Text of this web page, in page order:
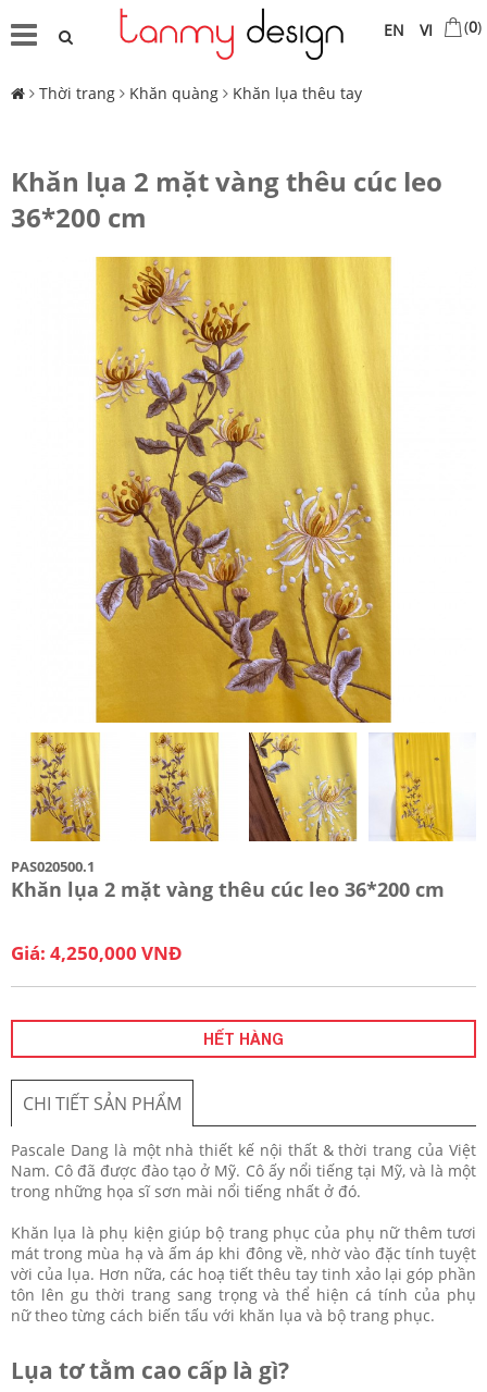
VI
EN (0)
Thời trang Khăn quàng Khăn lụa thêu tay
Khăn lụa 2 mặt vàng thêu cúc leo
36*200 cm
PAS020500.1
Khăn lụa 2 mặt vàng thêu cúc leo 36*200 cm
Giá: 4,250,000 VNĐ
HẾT HÀNG
CHI TIẾT SẢN PHẨM
Pascale Dang là một nhà thiết kế nội thất & thời trang của Việt
Nam. Cô đã được đào tạo ở Mỹ. Cô ấy nổi tiếng tại Mỹ, và là một
trong những họa sĩ sơn mài nổi tiếng nhất ở đó.
Khăn lụa là phụ kiện giúp bộ trang phục của phụ nữ thêm tươi
mát trong mùa hạ và ấm áp khi đông về, nhờ vào đặc tính tuyệt
vời của lụa. Hơn nữa, các hoạ tiết thêu tay tinh xảo lại góp phần
tôn lên gu thời trang sang trọng và thể hiện cá tính của phụ
nữ theo từng cách biến tấu với khăn lụa và bộ trang phục.
Lụa tơ tằm cao cấp là gì?